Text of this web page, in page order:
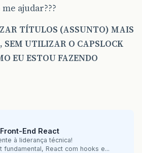
ajudar???
TÍTULOS (ASSUNTO) MAIS
SEM UTILIZAR O CAPSLOCK
EU ESTOU FAZENDO
End React
à liderança técnica!
fundamental, React com hooks e...